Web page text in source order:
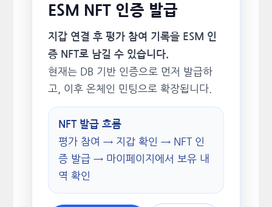
ESM NFT 인증 발급
지갑 연결 후 평가 참여 기록을 ESM 인
증 NFT로 남길 수 있습니다.
현재는 DB 기반 인증으로 먼저 발급하
고, 이후 온체인 민팅으로 확장됩니다.
NFT 발급 흐름
평가 참여 → 지갑 확인 → NFT 인
증 발급 → 마이페이지에서 보유 내
역 확인